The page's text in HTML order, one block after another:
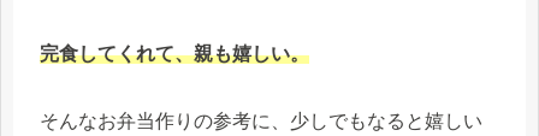
完食してくれて、親も嬉しい。
そんなお弁当作りの参考に、少しでもなると嬉しい